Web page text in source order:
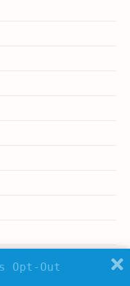
Opt-Out